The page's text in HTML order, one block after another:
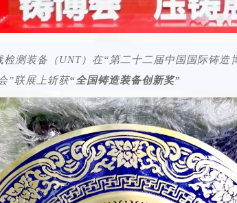
测装备（UNT）在“第二十二届中国国际铸
”联展上斩获“全国铸造装备创新奖”